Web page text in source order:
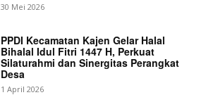
30 Mei 2026
PPDI Kecamatan Kajen Gelar Halal
Bihalal Idul Fitri 1447 H, Perkuat
Silaturahmi dan Sinergitas Perangkat
Desa
1 April 2026